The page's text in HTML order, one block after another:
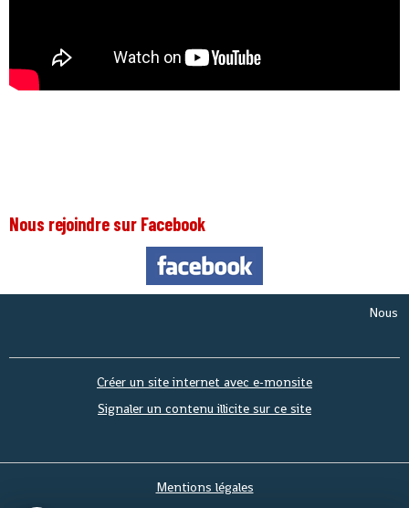
Nous rejoindre sur Facebook
Nous
Créer un site internet avec e-monsite
Signaler un contenu illicite sur ce site
Mentions légales